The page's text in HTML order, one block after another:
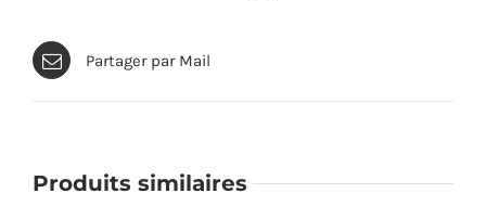
Partager par Mail
Produits similaires